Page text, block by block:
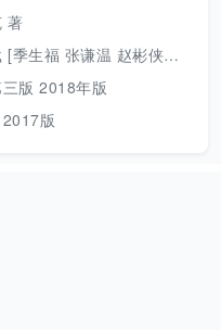
著
张谦温 赵彬侠编] 2011年版
版 2018年版
版